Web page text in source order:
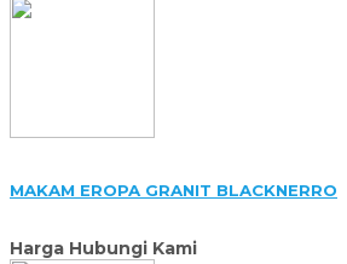
MAKAM EROPA GRANIT BLACKNERRO
Harga Hubungi Kami